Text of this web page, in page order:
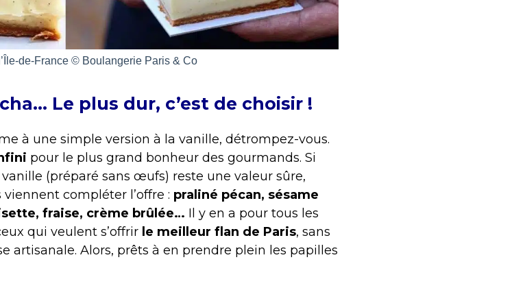
de-France © Boulangerie Paris & Co
Le plus dur, c’est de choisir !
à une simple version à la vanille, détrompez-vous.
pour le plus grand bonheur des gourmands. Si
(préparé sans œufs) reste une valeur sûre,
compléter l’offre : praliné pécan, sésame
fraise, crème brûlée… Il y en a pour tous les
qui veulent s’offrir le meilleur flan de Paris, sans
artisanale. Alors, prêts à en prendre plein les papilles